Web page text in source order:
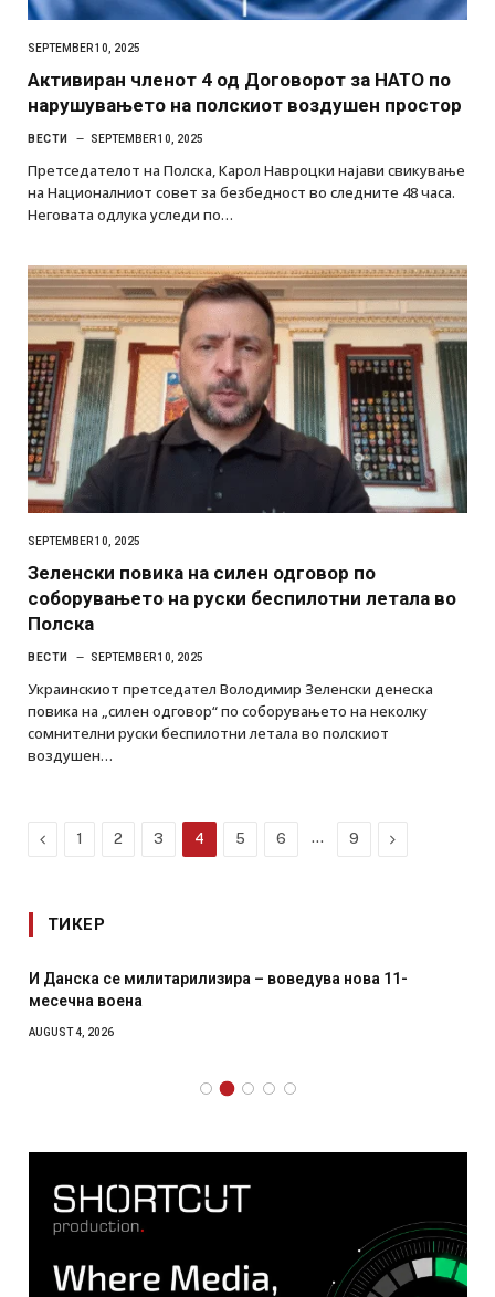
SEPTEMBER 10, 2025
Активиран членот 4 од Договорот за НАТО по
нарушувањето на полскиот воздушен простор
ВЕСТИ SEPTEMBER 10, 2025
Претседателот на Полска, Карол Навроцки најави свикување
на Националниот совет за безбедност во следните 48 часа.
Неговата одлука уследи по…
SEPTEMBER 10, 2025
Зеленски повика на силен одговор по
соборувањето на руски беспилотни летала во
Полска
ВЕСТИ SEPTEMBER 10, 2025
Украинскиот претседател Володимир Зеленски денеска
повика на „силен одговор“ по соборувањето на неколку
сомнителни руски беспилотни летала во полскиот
воздушен…
Previous
1 2 3 4 5 6 … 9 Next
ТИКЕР
И Данска се милитарилизира – воведува нова 11-
месечна воена
AUGUST 4, 2026